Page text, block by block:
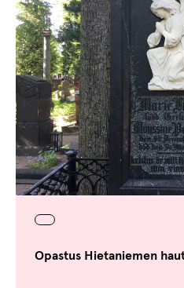
Opastus Hietaniemen